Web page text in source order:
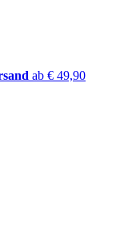
ab € 49,90